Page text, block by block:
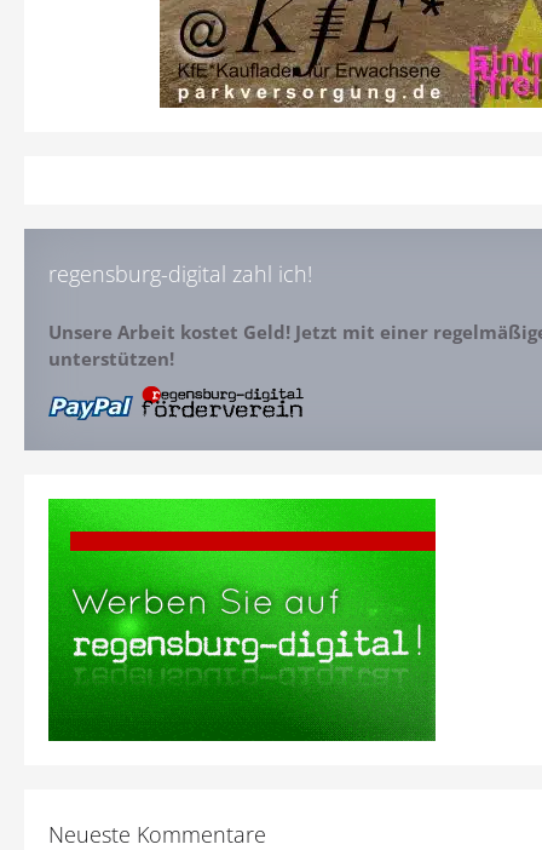
regensburg-digital zahl ich!
Unsere Arbeit kostet Geld! Jetzt mit einer
unterstützen!
Neueste Kommentare